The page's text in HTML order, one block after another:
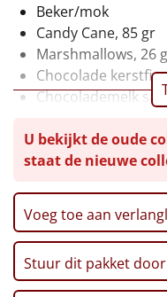
Leuke
Goedkope
Uniek
Alle thema's
Hitster NIEUW
Pizzarette
Beker/mok
Candy Cane, 85 gr
Marshmallows, 26
Chocolade
Chocolademelk
29 x13 cm
U bekijkt de oude
staat de nieuwe
Voeg toe aan
Stuur dit pakket door